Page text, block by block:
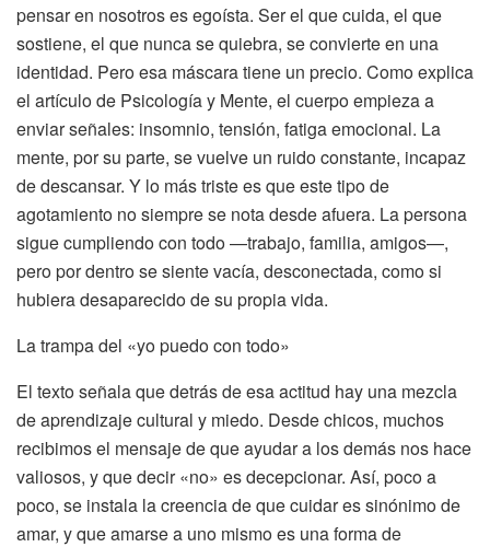
pensar en nosotros es egoísta. Ser el que cuida, el que
sostiene, el que nunca se quiebra, se convierte en una
identidad. Pero esa máscara tiene un precio. Como explica
el artículo de Psicología y Mente, el cuerpo empieza a
enviar señales: insomnio, tensión, fatiga emocional. La
mente, por su parte, se vuelve un ruido constante, incapaz
de descansar. Y lo más triste es que este tipo de
agotamiento no siempre se nota desde afuera. La persona
sigue cumpliendo con todo —trabajo, familia, amigos—,
pero por dentro se siente vacía, desconectada, como si
hubiera desaparecido de su propia vida.
La trampa del «yo puedo con todo»
El texto señala que detrás de esa actitud hay una mezcla
de aprendizaje cultural y miedo. Desde chicos, muchos
recibimos el mensaje de que ayudar a los demás nos hace
valiosos, y que decir «no» es decepcionar. Así, poco a
poco, se instala la creencia de que cuidar es sinónimo de
amar, y que amarse a uno mismo es una forma de